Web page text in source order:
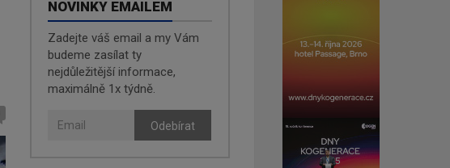
NOVINKY EMAILEM
Zadejte váš email a my Vám
budeme zasílat ty
nejdůležitější informace,
maximálně 1x týdně.
Odebírat